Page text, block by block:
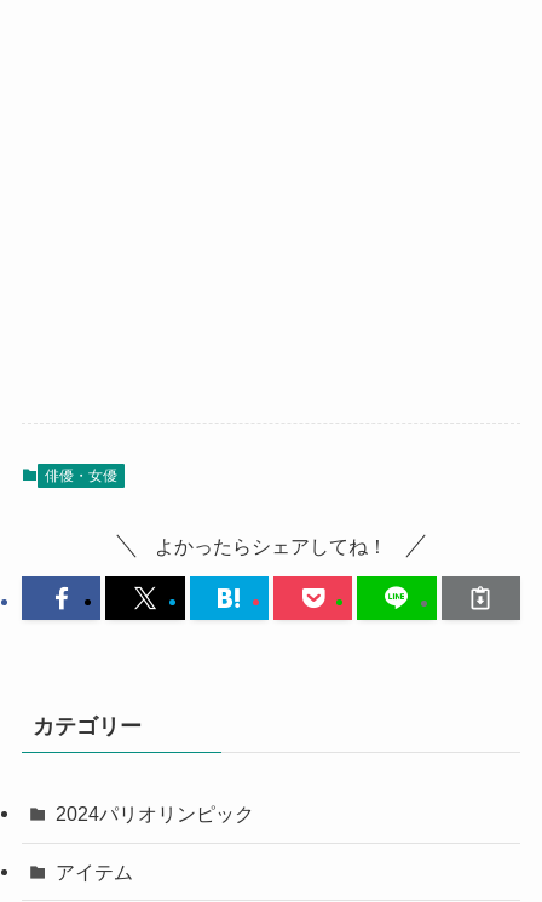
俳優・女優
よかったらシェアしてね！
カテゴリー
2024パリオリンピック
アイテム